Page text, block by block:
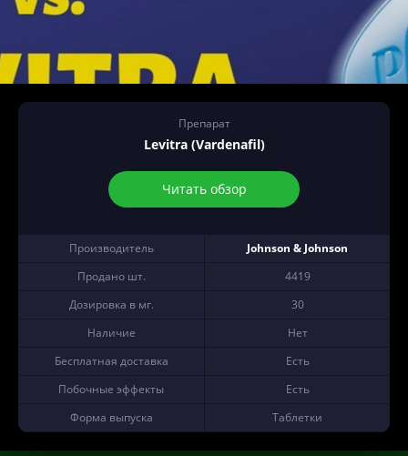
Препарат
Levitra (Vardenafil)
Читать обзор
Производитель
Johnson & Johnson
Продано шт.
4419
Дозировка в мг.
30
Наличие
Нет
Бесплатная доставка
Есть
Побочные эффекты
Есть
Форма выпуска
Таблетки